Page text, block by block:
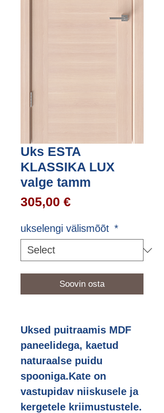
Uks ESTA
KLASSIKA LUX
valge tamm
305,00 €Price
ukselengi välismõõt *
Soovin osta
Uksed puitraamis MDF
paneelidega, kaetud
naturaalse puidu
spooniga.Kate on
vastupidav niiskusele ja
kergetele kriimustustele.